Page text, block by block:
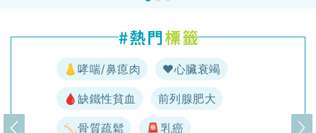
👃哮喘/鼻瘜肉 ♥️心臟衰竭
🩸缺鐵性貧血 前列腺肥大
🦴骨質疏鬆 🚨乳癌